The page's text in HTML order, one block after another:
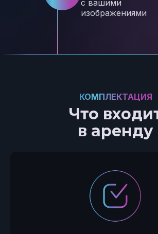
с вашими
изображениями
Что
в аренду
КОМПЛЕКТАЦИЯ